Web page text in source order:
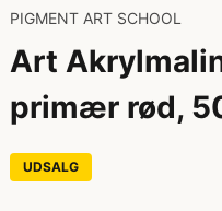
PIGMENT ART SCHOOL
Art
primær rød,
UDSALG